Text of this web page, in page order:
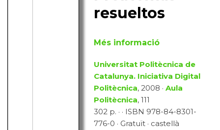
resueltos
Més informació
Universitat Politècnica de
Catalunya. Iniciativa Digital
Politècnica, 2008 ·Aula
Politècnica, 111
302 p. · · ISBN 978-84-8301-
776-0 · Gratuït · castellà